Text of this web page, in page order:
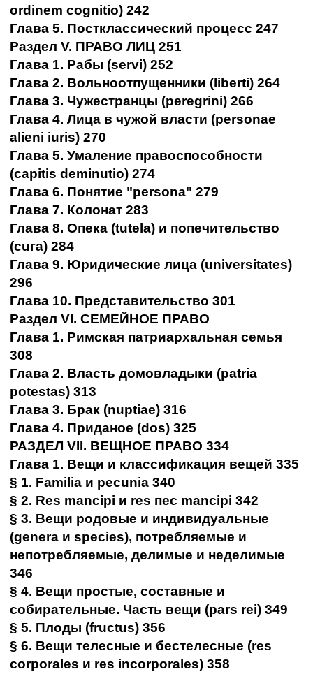
ordinem cognitio) 242
Глава 5. Постклассический процесс 247
Раздел V. ПРАВО ЛИЦ 251
Глава 1. Рабы (servi) 252
Глава 2. Вольноотпущенники (liberti) 264
Глава 3. Чужестранцы (peregrini) 266
Глава 4. Лица в чужой власти (personae
alieni iuris) 270
Глава 5. Умаление правоспособности
(capitis deminutio) 274
Глава 6. Понятие "persona" 279
Глава 7. Колонат 283
Глава 8. Опека (tutela) и попечительство
(сuга) 284
Глава 9. Юридические лица (universitates)
296
Глава 10. Представительство 301
Раздел VI. СЕМЕЙНОЕ ПРАВО
Глава 1. Римская патриархальная семья
308
Глава 2. Власть домовладыки (patria
potestas) 313
Глава 3. Брак (nuptiae) 316
Глава 4. Приданое (dos) 325
РАЗДЕЛ VII. ВЕЩНОЕ ПРАВО 334
Глава 1. Вещи и классификация вещей 335
§ 1. Familia и pecunia 340
§ 2. Res mancipi и res пес mancipi 342
§ 3. Вещи родовые и индивидуальные
(genera и species), потребляемые и
непотребляемые, делимые и неделимые
346
§ 4. Вещи простые, составные и
собирательные. Часть вещи (pars rei) 349
§ 5. Плоды (fructus) 356
§ 6. Вещи телесные и бестелесные (res
corporales и res incorporales) 358